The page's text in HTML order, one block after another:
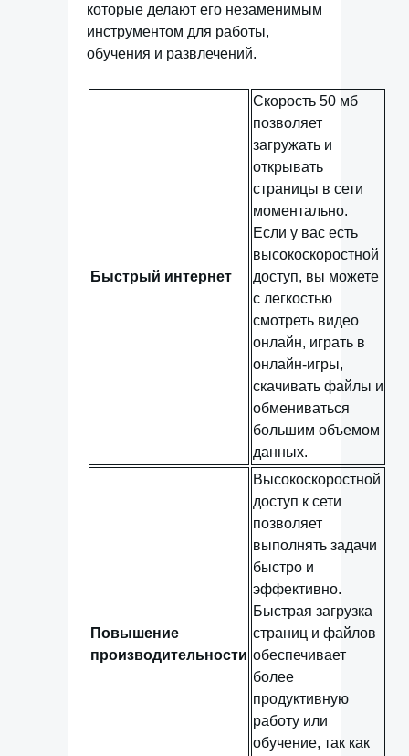
которые делают его незаменимым
инструментом для работы,
обучения и развлечений.
Быстрый интернет
Скорость 50 мб
позволяет
загружать и
открывать
страницы в сети
моментально.
Если у вас есть
высокоскоростной
доступ, вы можете
с легкостью
смотреть видео
онлайн, играть в
онлайн-игры,
скачивать файлы и
обмениваться
большим объемом
данных.
Повышение
производительности
Высокоскоростной
доступ к сети
позволяет
выполнять задачи
быстро и
эффективно.
Быстрая загрузка
страниц и файлов
обеспечивает
более
продуктивную
работу или
обучение, так как